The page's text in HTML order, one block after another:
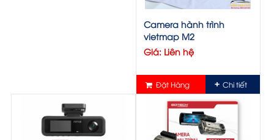
Camera hành trình
vietmap M2
Giá: Liên hệ
Đặt Hàng Chi tiết